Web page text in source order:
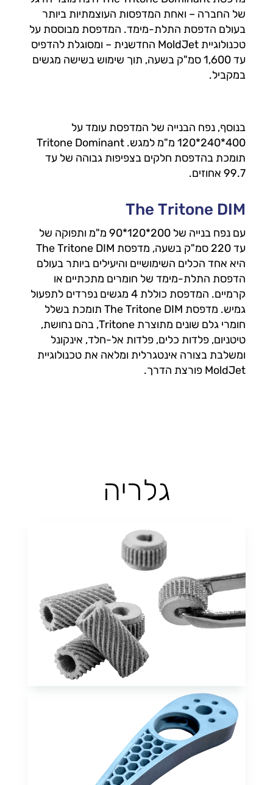
של החברה – ואחת המדפסות העוצמתיות ביותר
בעולם הדפסת התלת-מימד. המדפסת מבוססת על
טכנולוגיית MoldJet החדשנית – ומסוגלת להדפיס
עד 1,600 סמ"ק בשעה, תוך שימוש בשישה מגשים
במקביל.
בנוסף, נפח הבנייה של המדפסת עומד על
400*240*120 מ"מ למגש. Tritone Dominant
תומכת בהדפסת חלקים בצפיפות גבוהה של עד
99.7 אחוזים.
The Tritone DIM
עם נפח בנייה של 200*120*90 מ"מ ותפוקה של
עד 220 סמ"ק בשעה, מדפסת The Tritone DIM
היא אחד הכלים השימושיים והיעילים ביותר בעולם
הדפסת התלת-מימד של חומרים מתכתיים או
קרמיים. המדפסת כוללת 4 מגשים נפרדים לתפעול
גמיש. מדפסת The Tritone DIM תומכת בשלל
חומרי גלם שונים מתוצרת Tritone, בהם נחושת,
טיטניום, פלדות כלים, פלדות אל-חלד, אינקונל
ומשלבת בצורה אינטגרלית ומלאה את טכנולוגיית
MoldJet פורצת הדרך.
גלריה